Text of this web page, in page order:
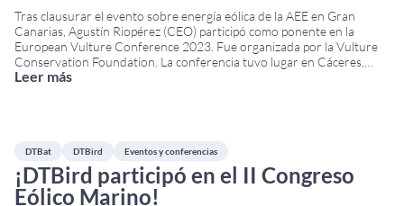
Tras clausurar el evento sobre energía eólica de la AEE en Gran
Canarias, Agustín Riopérez (CEO) participó como ponente en la
European Vulture Conference 2023. Fue organizada por la Vulture
Conservation Foundation. La conferencia tuvo lugar en Cáceres,
Extremadura, del 14 al 17 de noviembre en el Centro Cultural San
Leer más
DTBat DTBird Eventos y conferencias
¡DTBird participó en el II Congreso
Eólico Marino!